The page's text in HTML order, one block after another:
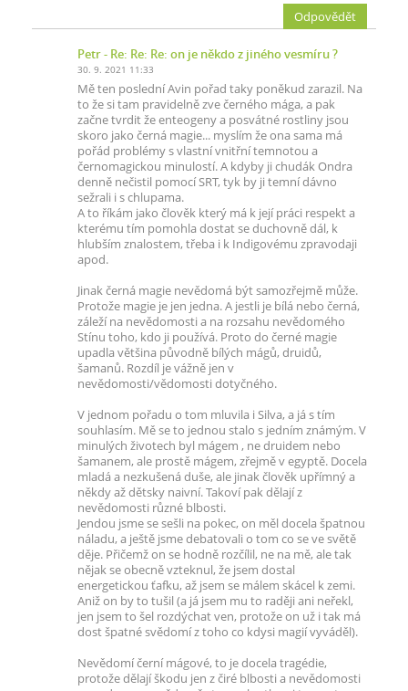
Odpovědět
Petr- Re: Re: Re: on je někdo z jiného vesmíru ?
30. 9. 2021 11:33
Mě ten poslední Avin pořad taky poněkud zarazil. Na
to že si tam pravidelně zve černého mága, a pak
začne tvrdit že enteogeny a posvátné rostliny jsou
skoro jako černá magie... myslím že ona sama má
pořád problémy s vlastní vnitřní temnotou a
černomagickou minulostí. A kdyby ji chudák Ondra
denně nečistil pomocí SRT, tyk by ji temní dávno
sežrali i s chlupama.
A to říkám jako člověk který má k její práci respekt a
kterému tím pomohla dostat se duchovně dál, k
hlubším znalostem, třeba i k Indigovému zpravodaji
apod.
Jinak černá magie nevědomá být samozřejmě může.
Protože magie je jen jedna. A jestli je bílá nebo černá,
záleží na nevědomosti a na rozsahu nevědomého
Stínu toho, kdo ji používá. Proto do černé magie
upadla většina původně bílých mágů, druidů,
šamanů. Rozdíl je vážně jen v
nevědomosti/vědomosti dotyčného.
V jednom pořadu o tom mluvila i Silva, a já s tím
souhlasím. Mě se to jednou stalo s jedním známým. V
minulých životech byl mágem , ne druidem nebo
šamanem, ale prostě mágem, zřejmě v egyptě. Docela
mladá a nezkušená duše, ale jinak člověk upřímný a
někdy až dětsky naivní. Takoví pak dělají z
nevědomosti různé blbosti.
Jendou jsme se sešli na pokec, on měl docela špatnou
náladu, a ještě jsme debatovali o tom co se ve světě
děje. Přičemž on se hodně rozčílil, ne na mě, ale tak
nějak se obecně vzteknul, že jsem dostal
energetickou ťafku, až jsem se málem skácel k zemi.
Aniž on by to tušil (a já jsem mu to raději ani neřekl,
jen jsem to šel rozdýchat ven, protože on už i tak má
dost špatné svědomí z toho co kdysi magií vyváděl).
Nevědomí černí mágové, to je docela tragédie,
protože dělají škodu jen z čiré blbosti a nevědomosti